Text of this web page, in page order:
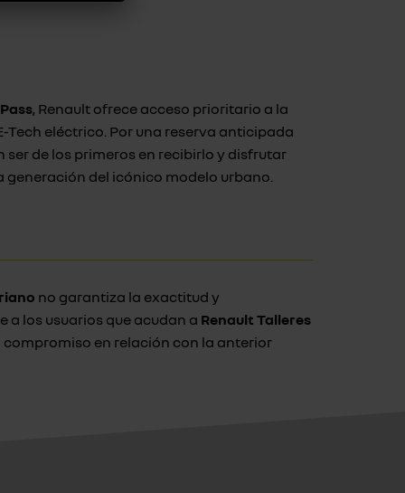
, Renault ofrece acceso prioritario a la
Tech eléctrico. Por una reserva anticipada
ser de los primeros en recibirlo y disfrutar
generación del icónico modelo urbano.
no garantiza la exactitud y
los usuarios que acudan a Renault Talleres
compromiso en relación con la anterior